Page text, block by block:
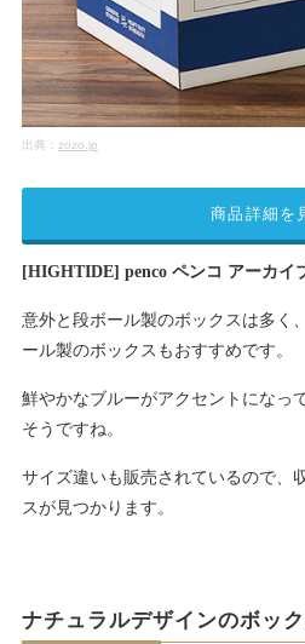
出典： zozo.jp
[HIGHTIDE] penco ペンコ アーカイ
意外と段ボール製のボックスは多く
ール製のボックスもおすすめです。
鮮やかなブルーがアクセントになっ
そうですね。
サイズ違いも販売されているので、
スが見つかります。
商品詳細を
ナチュラルデザインのボッ